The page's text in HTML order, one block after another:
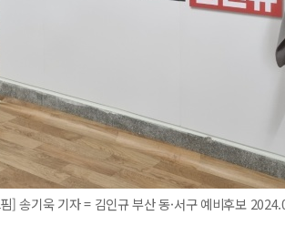
] 송기욱 기자 = 김인규 부산 동·서구 예비후보